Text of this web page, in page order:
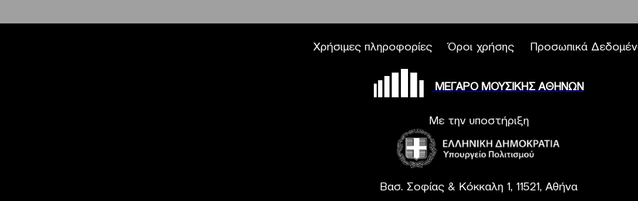
Χρήσιμες πληροφορίες Όροι χρήσης Προσωπικά
ΜΕΓΑΡΟ ΜΟΥΣΙΚΗΣ ΑΘΗΝΩΝ
Με την υποστήριξη
Βασ. Σοφίας & Κόκκαλη 1, 11521, Αθήνα